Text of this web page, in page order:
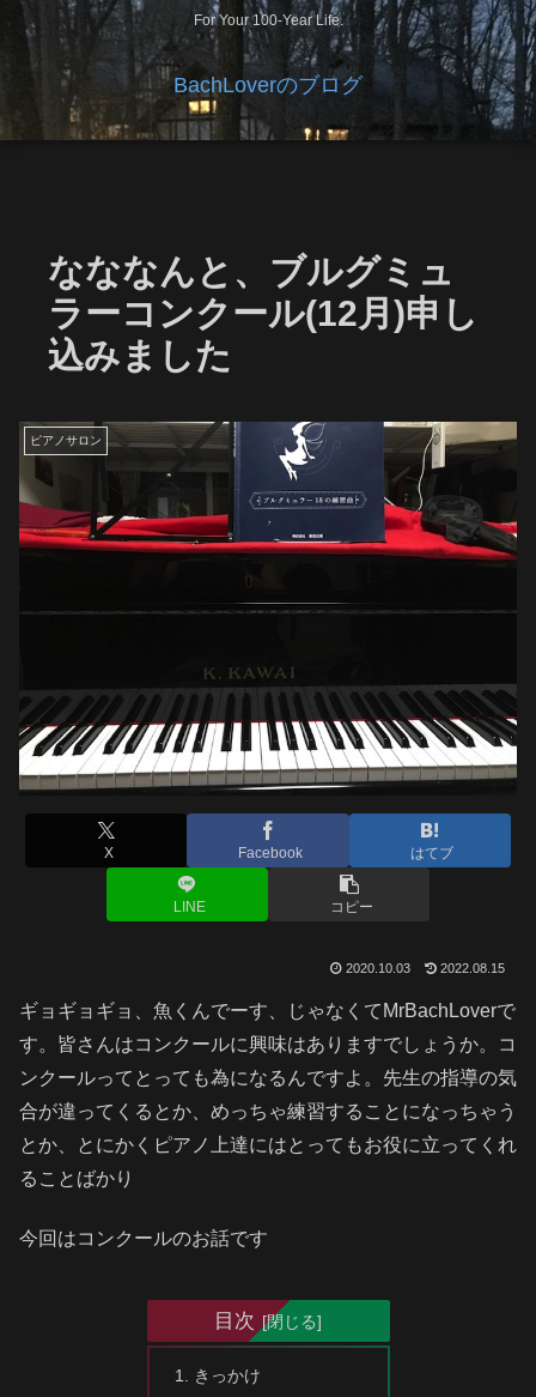
For Your 100-Year Life.
BachLoverのブログ
なななんと、ブルグミュ
ラーコンクール(12月)申し
込みました
ピアノサロン
X Facebook はてブ
LINE コピー
2020.10.03 2022.08.15
ギョギョギョ、魚くんでーす、じゃなくてMrBachLoverで
す。皆さんはコンクールに興味はありますでしょうか。コ
ンクールってとっても為になるんですよ。先生の指導の気
合が違ってくるとか、めっちゃ練習することになっちゃう
とか、とにかくピアノ上達にはとってもお役に立ってくれ
ることばかり
今回はコンクールのお話です
目次
きっかけ